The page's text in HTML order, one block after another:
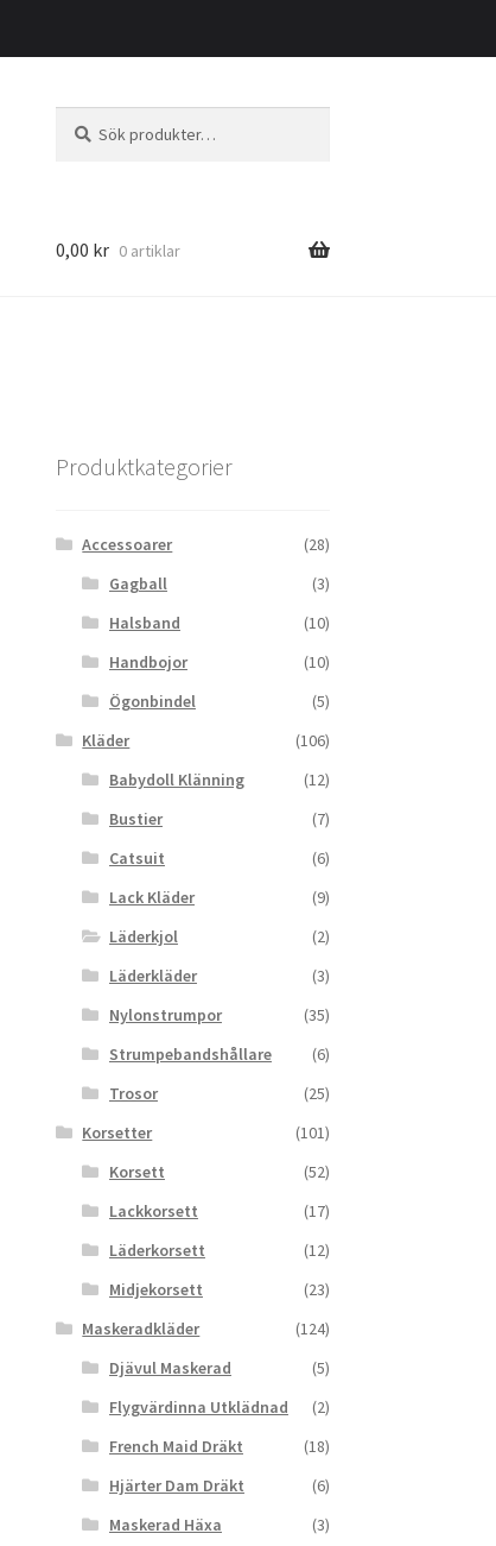
efter:
0,00 kr 0 artiklar
Produktkategorier
Accessoarer
(28)
Gagball
(3)
Halsband
(10)
Handbojor
(10)
Ögonbindel
(5)
Kläder
(106)
Babydoll Klänning
(12)
Bustier
(7)
Catsuit
(6)
Lack Kläder
(9)
Läderkjol
(2)
Läderkläder
(3)
Nylonstrumpor
(35)
Strumpebandshållare
(6)
Trosor
(25)
Korsetter
(101)
Korsett
(52)
Lackkorsett
(17)
Läderkorsett
(12)
Midjekorsett
(23)
Maskeradkläder
(124)
Djävul Maskerad
(5)
Flygvärdinna Utklädnad
(2)
French Maid Dräkt
(18)
Hjärter Dam Dräkt
(6)
Maskerad Häxa
(3)